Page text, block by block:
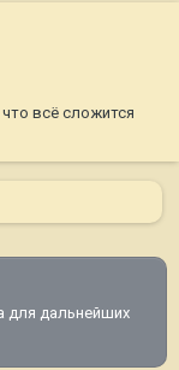
всё сложится
для дальнейших